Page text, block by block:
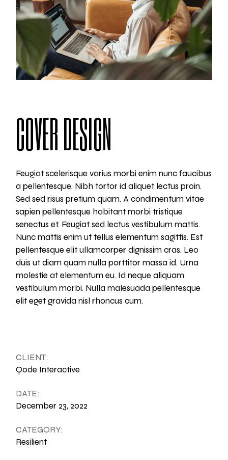
COVER DESIGN
Feugiat scelerisque varius morbi enim nunc faucibus
a pellentesque. Nibh tortor id aliquet lectus proin.
Sed sed risus pretium quam. A condimentum vitae
sapien pellentesque habitant morbi tristique
senectus et. Feugiat sed lectus vestibulum mattis.
Nunc mattis enim ut tellus elementum sagittis. Est
pellentesque elit ullamcorper dignissim cras. Leo
duis ut diam quam nulla porttitor massa id. Urna
molestie at elementum eu. Id neque aliquam
vestibulum morbi. Nulla malesuada pellentesque
elit eget gravida nisl rhoncus cum.
CLIENT:
Qode Interactive
DATE:
December 23, 2022
CATEGORY:
Resilient